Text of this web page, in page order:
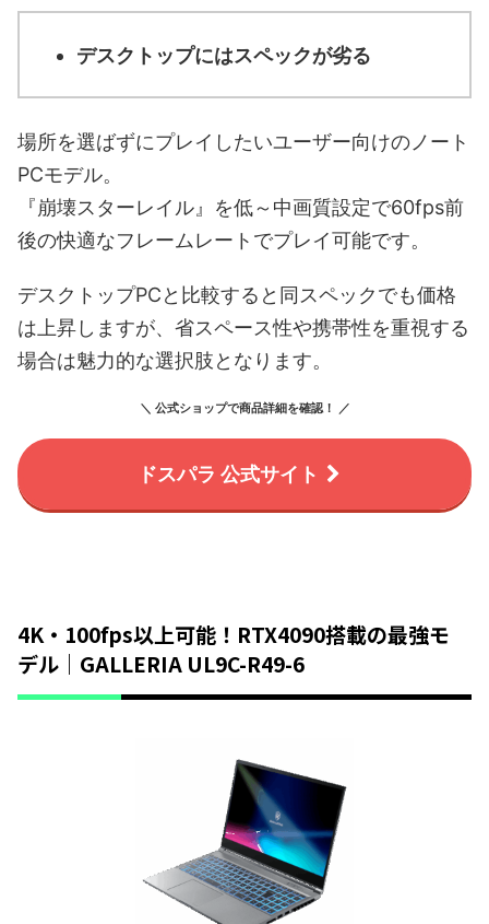
デスクトップにはスペックが劣る
場所を選ばずにプレイしたいユーザー向けのノート
PCモデル。
『崩壊スターレイル』を低～中画質設定で60fps前
後の快適なフレームレートでプレイ可能です。
デスクトップPCと比較すると同スペックでも価格
は上昇しますが、省スペース性や携帯性を重視する
場合は魅力的な選択肢となります。
＼ 公式ショップで商品詳細を確認！ ／
ドスパラ 公式サイト
4K・100fps以上可能！RTX4090搭載の最強モ
デル｜GALLERIA UL9C-R49-6